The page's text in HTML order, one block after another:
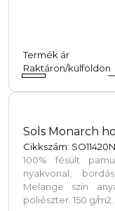
Termék ár
Raktáron/külföldön
Sols Monarch
Cikkszám:
100% fésült
nyakvonal,
Melange szín
poliészter. 150 g/m2.